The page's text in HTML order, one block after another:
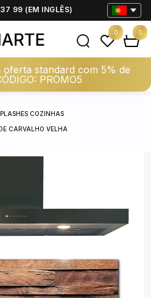
99 (EM INGLÊS)
standard com 5% de
PROMO5
0 0
COZINHAS
CARVALHO VELHA